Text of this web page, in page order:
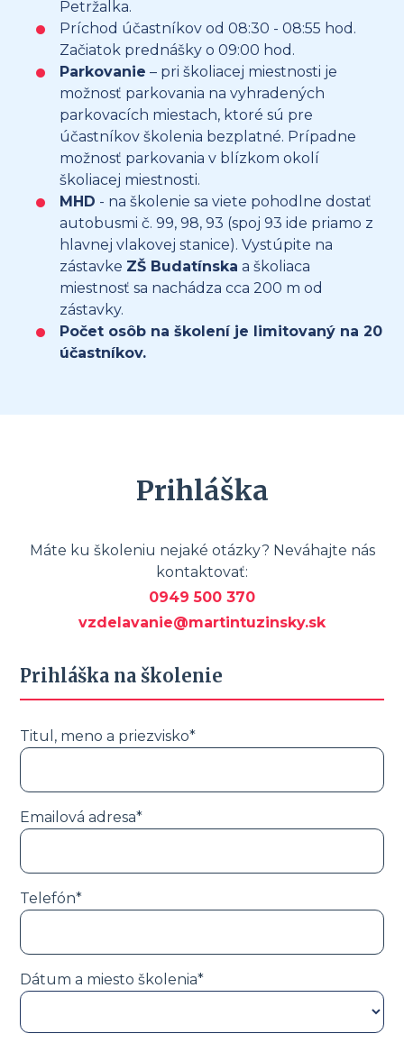
Petržalka.
Príchod účastníkov od 08:30 - 08:55 hod.
Začiatok prednášky o 09:00 hod.
Parkovanie – pri školiacej miestnosti je
možnosť parkovania na vyhradených
parkovacích miestach, ktoré sú pre
účastníkov školenia bezplatné. Prípadne
možnosť parkovania v blízkom okolí
školiacej miestnosti.
MHD - na školenie sa viete pohodlne dostať
autobusmi č. 99, 98, 93 (spoj 93 ide priamo z
hlavnej vlakovej stanice). Vystúpite na
zástavke ZŠ Budatínska a školiaca
miestnosť sa nachádza cca 200 m od
zástavky.
Počet osôb na školení je limitovaný na 20
účastníkov.
Prihláška
Máte ku školeniu nejaké otázky? Neváhajte nás
kontaktovať:
0949 500 370
vzdelavanie@martintuzinsky.sk
Prihláška na školenie
Titul, meno a priezvisko*
Emailová adresa*
Telefón*
Dátum a miesto školenia*